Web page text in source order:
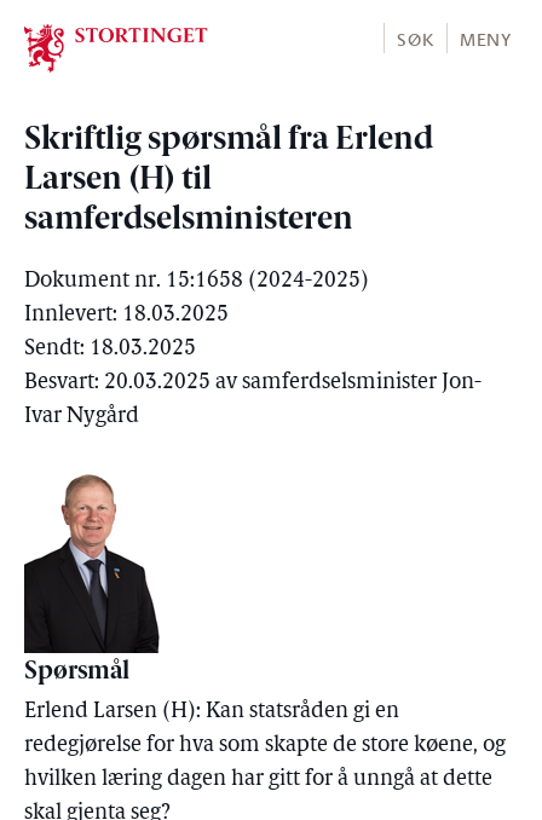
Stortinget.no
SØK MENY
Skriftlig spørsmål fra Erlend
Larsen (H) til
samferdselsministeren
Dokument nr. 15:1658 (2024-2025)
Innlevert: 18.03.2025
Sendt: 18.03.2025
Besvart: 20.03.2025 av samferdselsminister Jon-
Ivar Nygård
Spørsmål
Erlend Larsen (H): Kan statsråden gi en
redegjørelse for hva som skapte de store køene, og
hvilken læring dagen har gitt for å unngå at dette
skal gjenta seg?